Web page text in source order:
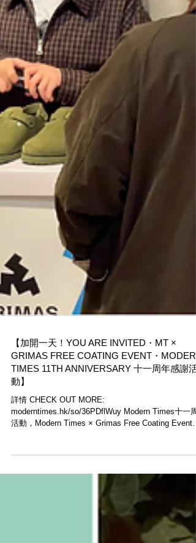
【加開一天！YOU ARE INVITED・MT ×
GRIMAS FREE COATING EVENT・
TIMES 11TH ANNIVERSARY 十一周年感謝活
動】
詳情 CHECK OUT MORE:
活動，Modern Times × Grimas Free Coating Event，
友。...